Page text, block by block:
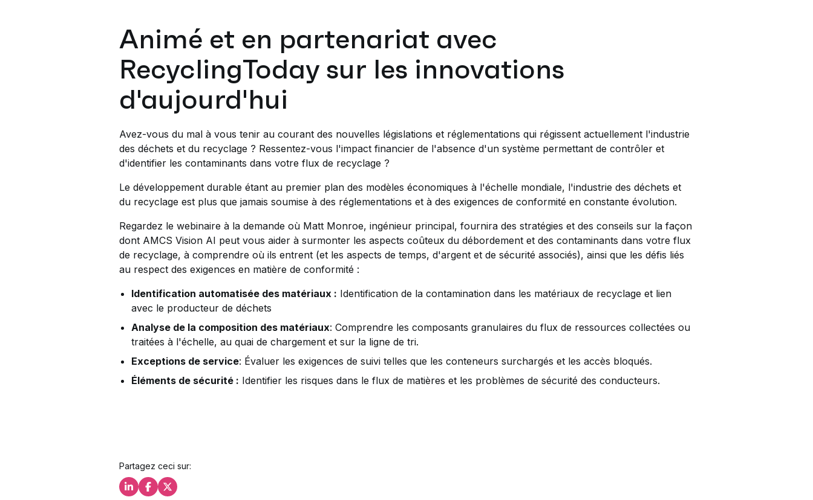
Animé et en partenariat avec
RecyclingToday sur les innovations
d'aujourd'hui
Avez-vous du mal à vous tenir au courant des nouvelles législations et réglementations qui régissent actuellement l'industrie
des déchets et du recyclage ? Ressentez-vous l'impact financier de l'absence d'un système permettant de contrôler et
d'identifier les contaminants dans votre flux de recyclage ?
Le développement durable étant au premier plan des modèles économiques à l'échelle mondiale, l'industrie des déchets et
du recyclage est plus que jamais soumise à des réglementations et à des exigences de conformité en constante évolution.
Regardez le webinaire à la demande où Matt Monroe, ingénieur principal, fournira des stratégies et des conseils sur la façon
dont AMCS Vision AI peut vous aider à surmonter les aspects coûteux du débordement et des contaminants dans votre flux
de recyclage, à comprendre où ils entrent (et les aspects de temps, d'argent et de sécurité associés), ainsi que les défis liés
au respect des exigences en matière de conformité :
Identification automatisée des matériaux : Identification de la contamination dans les matériaux de recyclage et lien
avec le producteur de déchets
Analyse de la composition des matériaux: Comprendre les composants granulaires du flux de ressources collectées ou
traitées à l'échelle, au quai de chargement et sur la ligne de tri.
Exceptions de service: Évaluer les exigences de suivi telles que les conteneurs surchargés et les accès bloqués.
Éléments de sécurité : Identifier les risques dans le flux de matières et les problèmes de sécurité des conducteurs.
Partagez ceci sur:
Partagez ceci sur LinkedIn
Partagez ceci sur Facebook
Partagez ceci sur X